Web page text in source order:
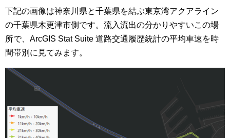
下記の画像は神奈川県と千葉県を結ぶ東京湾アクアライン
の千葉県木更津市側です。流入流出の分かりやすいこの場
所で、ArcGIS Stat Suite 道路交通履歴統計の平均車速を時
間帯別に見てみます。